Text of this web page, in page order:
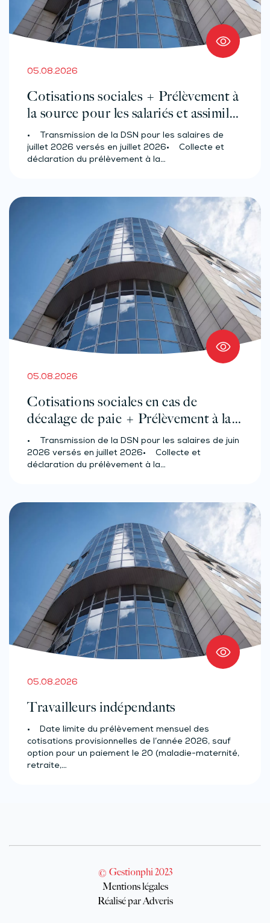
05.08.2026
Cotisations sociales + Prélèvement à
la source pour les salariés et assimilés
(effectif d’au moins 50 salariés)
• Transmission de la DSN pour les salaires de
juillet 2026 versés en juillet 2026• Collecte et
déclaration du prélèvement à la…
05.08.2026
Cotisations sociales en cas de
décalage de paie + Prélèvement à la
source des salariés et assimilés
(effectif d’au moins 50 salariés)
• Transmission de la DSN pour les salaires de juin
2026 versés en juillet 2026• Collecte et
déclaration du prélèvement à la…
05.08.2026
Travailleurs indépendants
• Date limite du prélèvement mensuel des
cotisations provisionnelles de l’année 2026, sauf
option pour un paiement le 20 (maladie-maternité,
retraite,…
© Gestionphi 2023
Mentions légales
Réalisé par Adveris